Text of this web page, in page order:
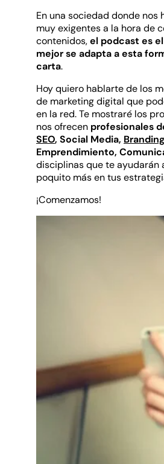
En una sociedad donde nos
muy exigentes a la hora de
contenidos,el podcast es
mejor se adapta a esta
carta.
Hoy quiero hablarte de los
de marketing digital que
en la red. Te mostraré los
nos ofrecen profesionales
SEO, Social Media, Branding
Emprendimiento,
disciplinas que te ayudarán
poquito más en tus
¡Comenzamos!